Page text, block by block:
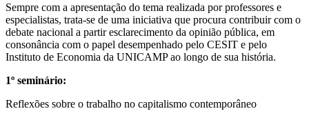
Sempre com a apresentação do tema realizada por professores e
especialistas, trata-se de uma iniciativa que procura contribuir com o
debate nacional a partir esclarecimento da opinião pública, em
consonância com o papel desempenhado pelo CESIT e pelo
Instituto de Economia da UNICAMP ao longo de sua história.
1º seminário:
Reflexões sobre o trabalho no capitalismo contemporâneo